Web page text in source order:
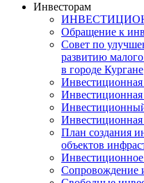
Инвесторам
Обращение к
Совет по
развитию
в городе Кургане
Инвестиционная
Инвестиционная
Инвестиционная
План создания
объектов
Инвестиционное
Сопровождение